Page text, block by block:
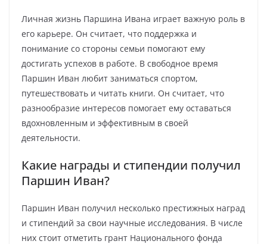
Личная жизнь Паршина Ивана играет важную роль в
его карьере. Он считает, что поддержка и
понимание со стороны семьи помогают ему
достигать успехов в работе. В свободное время
Паршин Иван любит заниматься спортом,
путешествовать и читать книги. Он считает, что
разнообразие интересов помогает ему оставаться
вдохновленным и эффективным в своей
деятельности.
Какие награды и стипендии получил
Паршин Иван?
Паршин Иван получил несколько престижных наград
и стипендий за свои научные исследования. В числе
них стоит отметить грант Национального фонда